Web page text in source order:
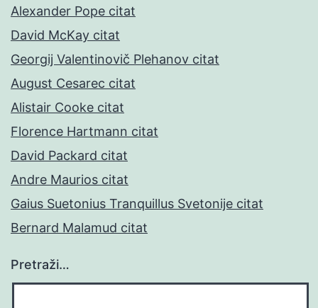
Alexander Pope citat
David McKay citat
Georgij Valentinovič Plehanov citat
August Cesarec citat
Alistair Cooke citat
Florence Hartmann citat
David Packard citat
Andre Maurios citat
Gaius Suetonius Tranquillus Svetonije citat
Bernard Malamud citat
Pretraži…